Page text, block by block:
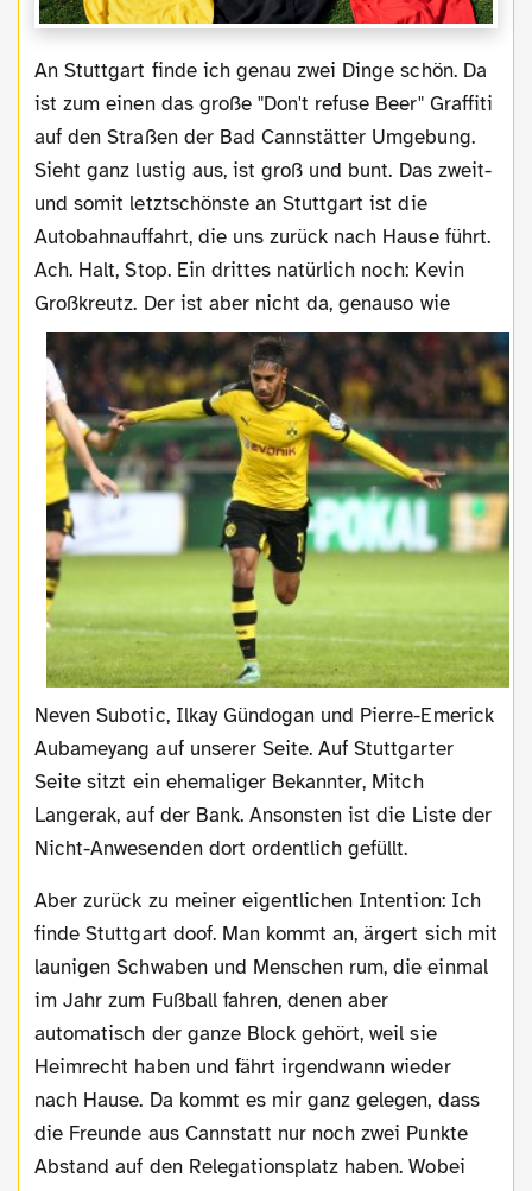
An Stuttgart finde ich genau zwei Dinge schön. Da
ist zum einen das große "Don't refuse Beer" Graffiti
auf den Straßen der Bad Cannstätter Umgebung.
Sieht ganz lustig aus, ist groß und bunt. Das zweit-
und somit letztschönste an Stuttgart ist die
Autobahnauffahrt, die uns zurück nach Hause führt.
Ach. Halt, Stop. Ein drittes natürlich noch: Kevin
Großkreutz. Der ist aber nicht da, genauso wie
Neven Subotic, Ilkay Gündogan und Pierre-Emerick
Aubameyang auf unserer Seite. Auf Stuttgarter
Seite sitzt ein ehemaliger Bekannter, Mitch
Langerak, auf der Bank. Ansonsten ist die Liste der
Nicht-Anwesenden dort ordentlich gefüllt.
Aber zurück zu meiner eigentlichen Intention: Ich
finde Stuttgart doof. Man kommt an, ärgert sich mit
launigen Schwaben und Menschen rum, die einmal
im Jahr zum Fußball fahren, denen aber
automatisch der ganze Block gehört, weil sie
Heimrecht haben und fährt irgendwann wieder
nach Hause. Da kommt es mir ganz gelegen, dass
die Freunde aus Cannstatt nur noch zwei Punkte
Abstand auf den Relegationsplatz haben. Wobei